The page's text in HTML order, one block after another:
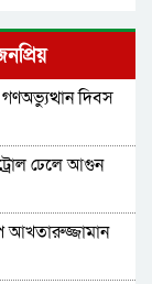
দিবস
কেন্দ্র
শিবির সংঘর্ষ,
শিবির সংঘর্ষ,
দিবস
ঢেলে আগুন
আখতারুজ্জামান